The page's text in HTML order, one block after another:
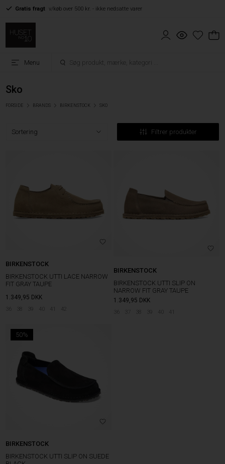
Gratis fragt v/køb over 500 kr. - ikke nedsatte varer
Menu
Sko
FORSIDE BRANDS BIRKENSTOCK SKO
Filtrer produkter
BIRKENSTOCK
BIRKENSTOCK UTTI LACE NARROW
FIT GRAY TAUPE
1.349,95 DKK
36 38 39 40 41 42
BIRKENSTOCK
BIRKENSTOCK UTTI SLIP ON
NARROW FIT GRAY TAUPE
1.349,95 DKK
36 37 38 39 40 41
50%
BIRKENSTOCK
BIRKENSTOCK UTTI SLIP ON SUEDE